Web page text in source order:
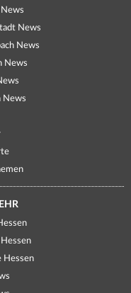
News
News
News
News
News
Hessen